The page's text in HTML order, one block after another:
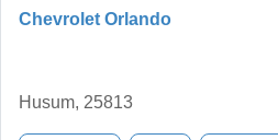
Chevrolet Orlando
Husum, 25813